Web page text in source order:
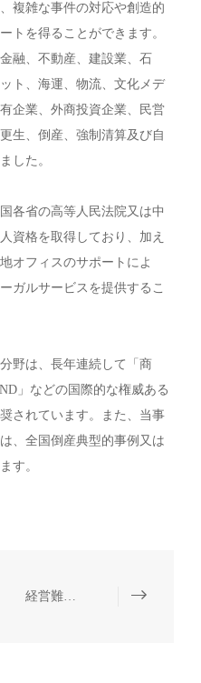
複雑な事件の対応や創造的
トを得ることができます。
融、不動産、建設業、石
ト、海運、物流、文化メデ
企業、外商投資企業、民営
生、倒産、強制清算及び自
した。
各省の高等人民法院又は中
資格を取得しており、加え
オフィスのサポートによ
ガルサービスを提供するこ
野は、長年連続して「商
」などの国際的な権威ある
されています。また、当事
、全国倒産典型的事例又は
す。
経営難のグループ・企業の債務整理、債務再編